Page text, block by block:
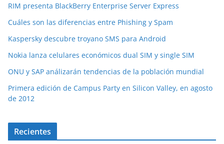
RIM presenta BlackBerry Enterprise Server Express
Cuáles son las diferencias entre Phishing y Spam
Kaspersky descubre troyano SMS para Android
Nokia lanza celulares económicos dual SIM y single SIM
ONU y SAP análizarán tendencias de la población mundial
Primera edición de Campus Party en Silicon Valley, en agosto
de 2012
Recientes